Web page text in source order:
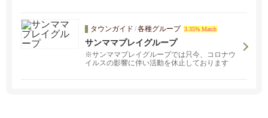
タウンガイド /各種グループ 3.35% Match
サンママプレイグループ
※サンママプレイグループでは只今、コロナウ
イルスの影響に伴い活動を休止しております